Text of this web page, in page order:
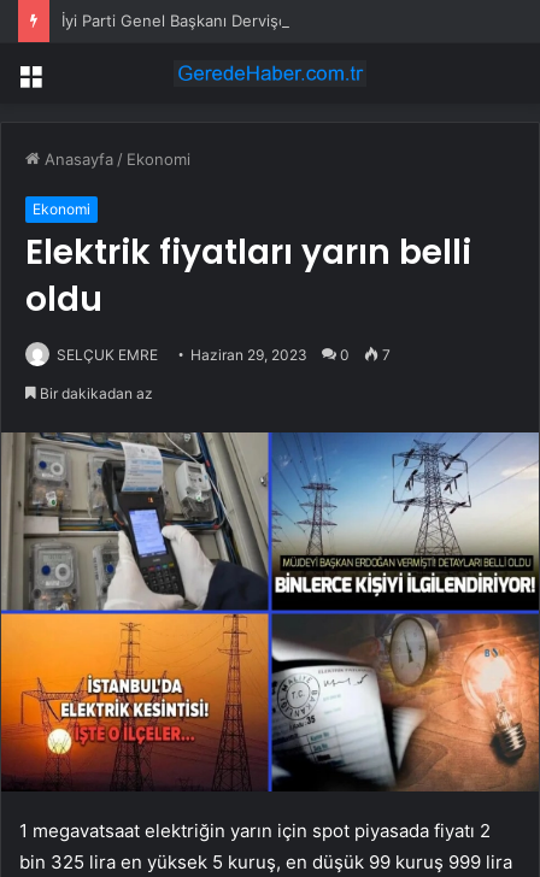
Menü
Anasayfa / Ekonomi
Ekonomi
Elektrik fiyatları yarın belli
oldu
SELÇUK EMRE Haziran 29, 2023 0 7
Bir dakikadan az
1 megavatsaat elektriğin yarın için spot piyasada fiyatı 2
bin 325 lira en yüksek 5 kuruş, en düşük 99 kuruş 999 lira